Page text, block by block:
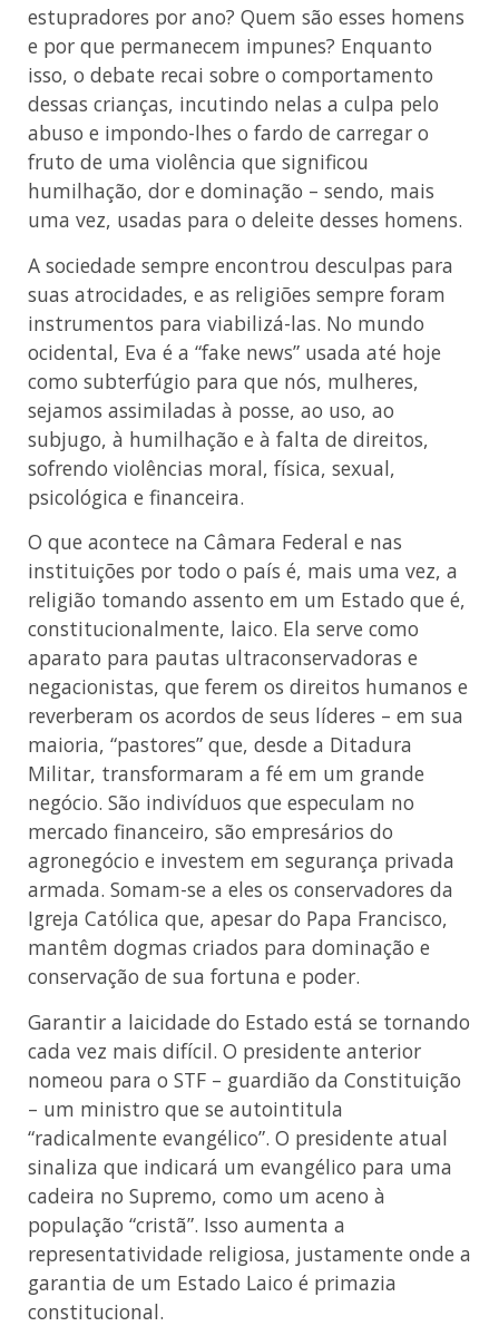
estupradores por ano? Quem são esses homens
e por que permanecem impunes? Enquanto
isso, o debate recai sobre o comportamento
dessas crianças, incutindo nelas a culpa pelo
abuso e impondo-lhes o fardo de carregar o
fruto de uma violência que significou
humilhação, dor e dominação – sendo, mais
uma vez, usadas para o deleite desses homens.
A sociedade sempre encontrou desculpas para
suas atrocidades, e as religiões sempre foram
instrumentos para viabilizá-las. No mundo
ocidental, Eva é a “fake news” usada até hoje
como subterfúgio para que nós, mulheres,
sejamos assimiladas à posse, ao uso, ao
subjugo, à humilhação e à falta de direitos,
sofrendo violências moral, física, sexual,
psicológica e financeira.
O que acontece na Câmara Federal e nas
instituições por todo o país é, mais uma vez, a
religião tomando assento em um Estado que é,
constitucionalmente, laico. Ela serve como
aparato para pautas ultraconservadoras e
negacionistas, que ferem os direitos humanos e
reverberam os acordos de seus líderes – em sua
maioria, “pastores” que, desde a Ditadura
Militar, transformaram a fé em um grande
negócio. São indivíduos que especulam no
mercado financeiro, são empresários do
agronegócio e investem em segurança privada
armada. Somam-se a eles os conservadores da
Igreja Católica que, apesar do Papa Francisco,
mantêm dogmas criados para dominação e
conservação de sua fortuna e poder.
Garantir a laicidade do Estado está se tornando
cada vez mais difícil. O presidente anterior
nomeou para o STF – guardião da Constituição
– um ministro que se autointitula
“radicalmente evangélico”. O presidente atual
sinaliza que indicará um evangélico para uma
cadeira no Supremo, como um aceno à
população “cristã”. Isso aumenta a
representatividade religiosa, justamente onde a
garantia de um Estado Laico é primazia
constitucional.